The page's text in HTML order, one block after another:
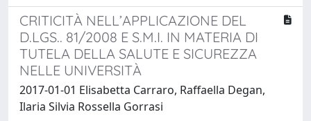
CRITICITÀ NELL’APPLICAZIONE DEL
D.LGS.. 81/2008 E S.M.I. IN MATERIA DI
TUTELA DELLA SALUTE E SICUREZZA
NELLE UNIVERSITÀ
2017-01-01 Elisabetta Carraro, Raffaella Degan,
Ilaria Silvia Rossella Gorrasi